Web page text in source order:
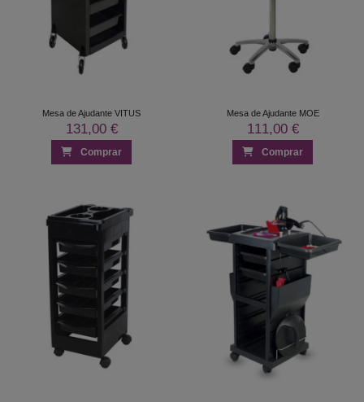
Mesa de Ajudante VITUS
131,00 €
Comprar
Mesa de Ajudante MOE
111,00 €
Comprar